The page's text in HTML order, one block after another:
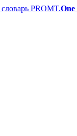
PROMT.One